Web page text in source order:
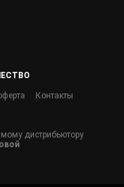
Контакты
дистрибьютору